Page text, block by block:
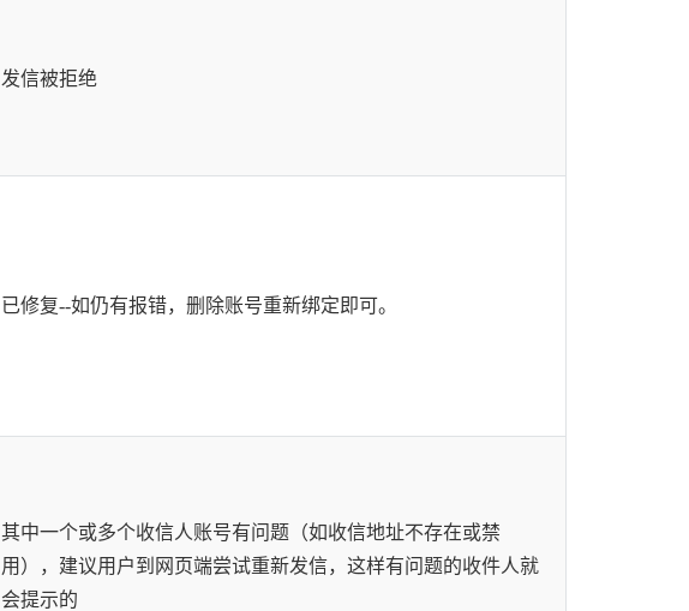
发信被拒绝
已修复--如仍有报错，删除账号重新绑定即可。
其中一个或多个收信人账号有问题（如收信地址不存在或禁
用），建议用户到网页端尝试重新发信，这样有问题的收件人就
会提示的